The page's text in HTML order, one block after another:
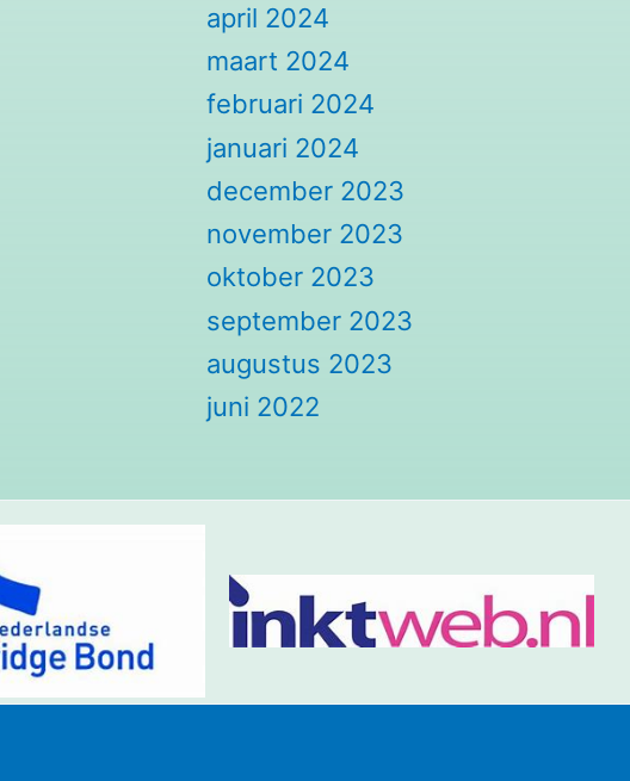
april 2024
maart 2024
februari 2024
januari 2024
december 2023
november 2023
oktober 2023
september 2023
augustus 2023
juni 2022